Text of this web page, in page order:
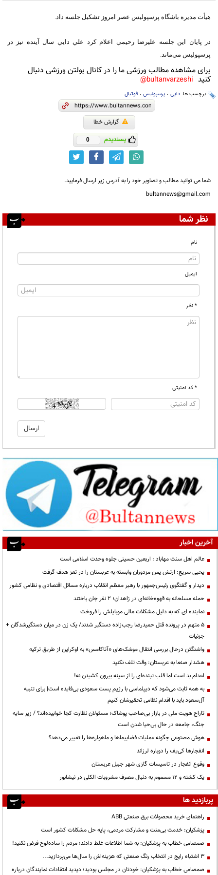
هيأت مديره باشگاه پرسپوليس عصر امروز تشکيل جلسه داد.
در پايان اين جلسه عليرضا رحيمي اعلام کرد علي دايي سال آينده نيز در
پرسپوليس مي‌ماند.
برای مشاهده مطالب ورزشی ما را در کانال بولتن ورزشی دنبال
کنید bultanvarzeshi@
برچسب ها: دایی ، پرسپولیس ، فوتبال
گزارش خطا
پسندیدم 0
شما می توانید مطالب و تصاویر خود را به آدرس زیر ارسال فرمایید.
bultannews@gmail.com
نظر شما
نام
ایمیل
* نظر
* کد امنیتی
آخرین اخبار
عالم اهل سنت مهاباد : اربعین حسینی جلوه وحدت اسلامی است
یحیی سریع: ارتش یمن مزدوران وابسته به عربستان را در تعز هدف گرفت
دیدار و گفتگوی رئیس‌جمهور با رهبر معظم انقلاب درباره مسائل اقتصادی و نظامی کشور
حمله مسلحانه به قهوه‌خانه‌ای در زاهدان؛ ۲ نفر جان باختند
نماینده ای که به دلیل مشکلات مالی موبایلش را فروخت
۵ متهم در پرونده قتل حمیدرضا رجب‌زاده دستگیر شدند/ یک زن در میان دستگیرشدگان +
جزئیات
واشنگتن درحال بررسی انتقال موشک‌های «آتاکامس» به اوکراین از طریق ترکیه
هشدار صنعا به عربستان: وقت تلف نکنید
اعدام بد است اما قلب تپنده‌ای را از سینه بیرون کشیدن نه!
به همه ثابت می‌شود که دیپلماسی با رژیم پست سعودی بی‌فایده است| برای تنبیه
آل‌سعود باید با اقدام نظامی تحقیرشان کنیم
تاراج هویت ملی در بازار بی‌صاحب پوشاک؛ مسئولان نظارت کجا خوابیده‌اند؟ / زیر سایه
جنگ، جامعه در حال بی‌حیا شدن است
هوش مصنوعی چگونه عملیات فضاپیماها و ماهواره‌ها را تغییر می‌دهد؟
انفجارها کی‌یف را دوباره لرزاند
وقوع انفجار در تاسیسات گازی شهر جبیل عربستان
یک کشته و ۱۲ مسموم به دنبال مصرف مشروبات الکلی در نیشابور
پربازدید ها
راهنمای خرید محصولات برق صنعتی ABB
پزشکیان: خدمت بی‌منت و مشارکت مردمی، پایه حل مشکلات کشور است
صمصامی خطاب به پزشکیان: به شما اطلاعات غلط دادند؛ مردم را ساده‌لوح فرض نکنید!
3 اشتباه رایج در انتخاب رنگ صنعتی که هزینه‌اش را سال‌ها می‌پردازید...
صمصامی خطاب به پزشکیان: خودتان در مجلس بودید؛ دیدید انتقادات نمایندگان درباره